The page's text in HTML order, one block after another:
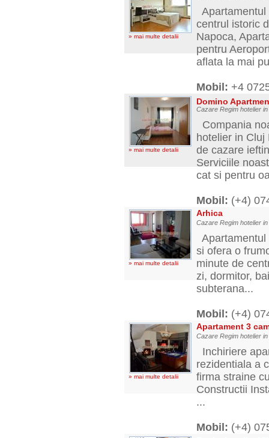
» mai multe detalii
centrul istoric
Napoca,
pentru
aflata la mai
Mobil: +4
» mai multe detalii
Domino
Cazare Regim hotelier
Compania
hotelier in
de cazare
Serviciile
cat si pentru
Mobil: (+4)
» mai multe detalii
Arhica
Cazare Regim hotelier
si ofera o
minute de
zi, dormitor,
subterana...
Mobil: (+4)
» mai multe detalii
Apartament 3
Cazare Regim hotelier
Inchiriere
rezidentiala a
firma straine
Constructii
...
Mobil: (+4)